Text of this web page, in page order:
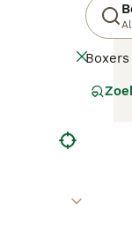
dat